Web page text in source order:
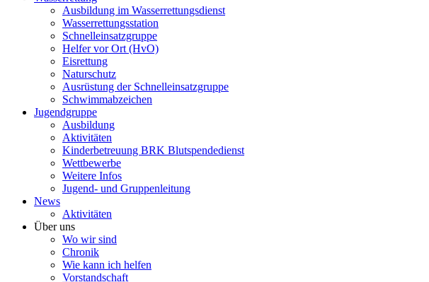
Ausbildung im Wasserrettungsdienst
Wasserrettungsstation
Schnelleinsatzgruppe
Helfer vor Ort (HvO)
Eisrettung
Naturschutz
Ausrüstung der Schnelleinsatzgruppe
Schwimmabzeichen
Jugendgruppe
Ausbildung
Aktivitäten
Kinderbetreuung BRK Blutspendedienst
Wettbewerbe
Weitere Infos
Jugend- und Gruppenleitung
News
Aktivitäten
Über uns
Wo wir sind
Chronik
Wie kann ich helfen
Vorstandschaft